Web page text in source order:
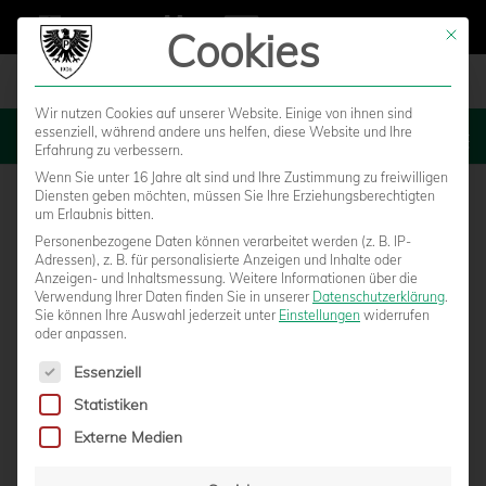
MENU
U12
Mit
Cookies
Wir nutzen Cookies auf unserer Website. Einige von ihnen sind
essenziell, während andere uns helfen, diese Website und Ihre
Erfahrung zu verbessern.
Wenn Sie unter 16 Jahre alt sind und Ihre Zustimmung zu freiwilligen
Diensten geben möchten, müssen Sie Ihre Erziehungsberechtigten
um Erlaubnis bitten.
Personenbezogene Daten können verarbeitet werden (z. B. IP-
Adressen), z. B. für personalisierte Anzeigen und Inhalte oder
Anzeigen- und Inhaltsmessung. Weitere Informationen über die
Verwendung Ihrer Daten finden Sie in unserer Datenschutzerklärung.
Sie können Ihre Auswahl jederzeit unter Einstellungen widerrufen
oder anpassen.
Es folgt eine Liste der Service-Gruppen, für die eine
Essenziell
Statistiken
Externe Medien